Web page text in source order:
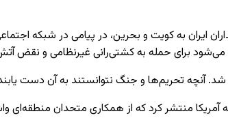
ایران به کویت و بحرین، در پیامی در
می‌شود برای حمله به کشتی‌رانی غیرنظامی و نقض
آنچه تحریم‌ها و جنگ نتوانستند به آن دست
آمریکا منتشر کرد که از همکاری متحدان منطقه‌ای